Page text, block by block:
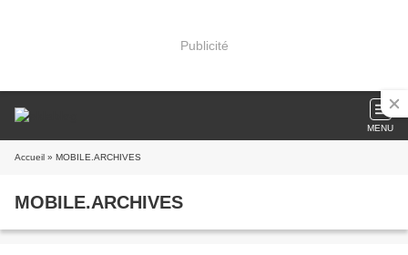
Publicité
MENU
Accueil » MOBILE.ARCHIVES
MOBILE.ARCHIVES